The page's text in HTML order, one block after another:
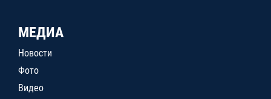
МЕДИА
Новости
Фото
Видео